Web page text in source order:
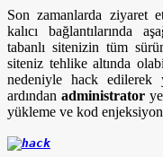
Son zamanlarda ziyaret
kalıcı bağlantılarında
tabanlı sitenizin tüm
siteniz tehlike altında
nedeniyle hack edilerek
ardından administrator
yükleme ve kod